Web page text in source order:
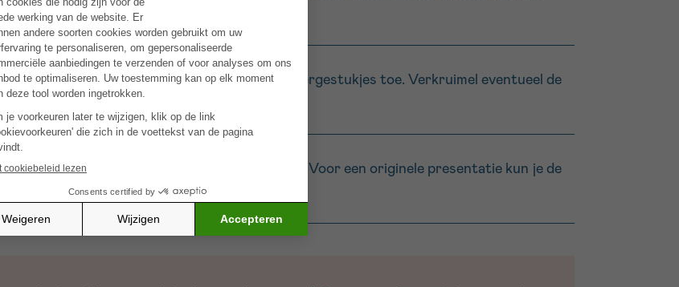
citroensap. Voeg de gehakte kruiden en aspergestukjes toe. Verkruimel eventueel de
salade.
kleine glaasjes. Werk af met de aspergepunten. Voor een originele presentatie kun je de
rollen.